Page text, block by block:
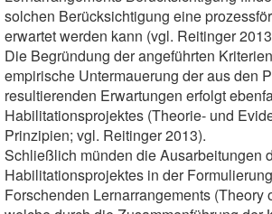
solchen Berücksichtigung eine
erwartet werden kann (vgl. Reitinger
Die Begründung der angeführten
empirische Untermauerung der aus den
resultierenden Erwartungen erfolgt
Habilitationsprojektes (Theorie- und
Prinzipien; vgl. Reitinger 2013).
Schließlich münden die Ausarbeitungen
Habilitationsprojektes in der
Forschenden Lernarrangements (Theory